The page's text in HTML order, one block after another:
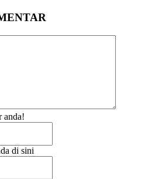
anda!
di sini